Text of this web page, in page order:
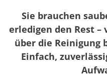
Sie brauchen
erledigen den Rest
über die Reinigung
Einfach,